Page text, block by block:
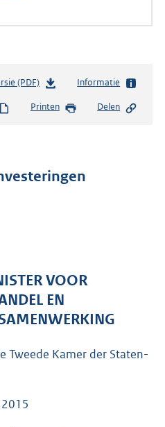
(PDF)b
s
s
e
:
9
b
Informatie
Printen Delen
VOOR
EN
Tweede Kamer der Staten-